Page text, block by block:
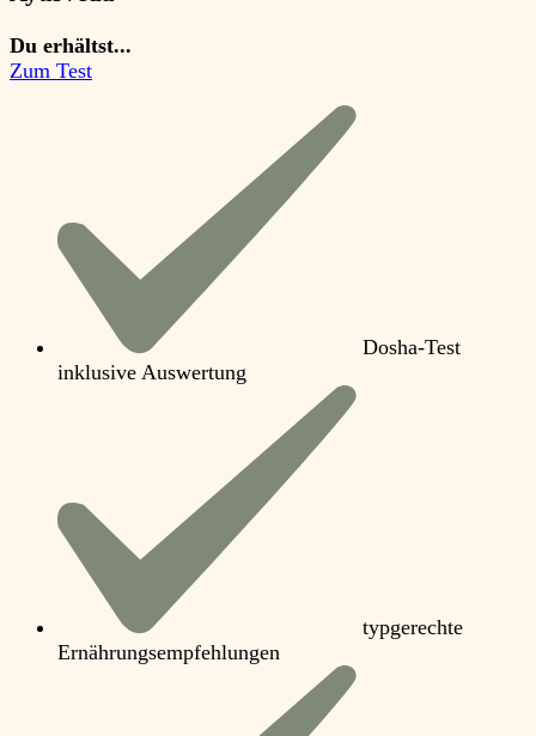
Du erhältst...
Zum Test
Dosha-Test
inklusive Auswertung
typgerechte
Ernährungsempfehlungen